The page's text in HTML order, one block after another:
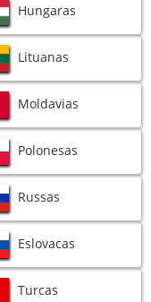
Hungaras
Lituanas
Moldavias
Polonesas
Russas
Eslovacas
Turcas